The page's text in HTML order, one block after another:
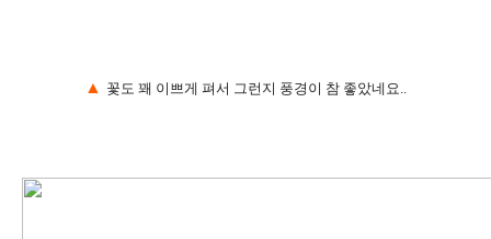
▲ 꽃도 꽤 이쁘게 펴서 그런지 풍경이 참 좋았네요..